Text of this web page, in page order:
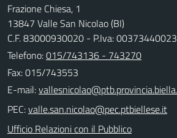
Frazione Chiesa, 1
13847 Valle San Nicolao (BI)
C.F. 83000930020 - P.Iva: 00373440023
Telefono:015/743136 - 743270
Fax: 015/743553
E-mail:
PEC:
Ufficio Relazioni con il Pubblico